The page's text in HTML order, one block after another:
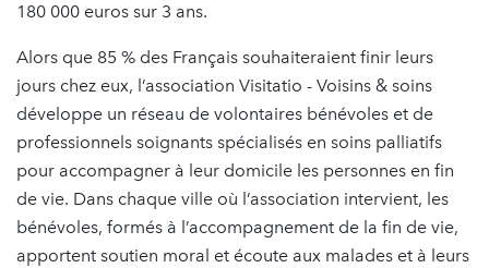
180 000 euros sur 3 ans.
Alors que 85 % des Français souhaiteraient finir leurs
jours chez eux, l’association Visitatio - Voisins & soins
développe un réseau de volontaires bénévoles et de
professionnels soignants spécialisés en soins palliatifs
pour accompagner à leur domicile les personnes en fin
de vie. Dans chaque ville où l’association intervient, les
bénévoles, formés à l’accompagnement de la fin de vie,
apportent soutien moral et écoute aux malades et à leurs